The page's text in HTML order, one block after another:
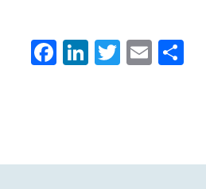
Facebook
LinkedIn
Twitter
Email